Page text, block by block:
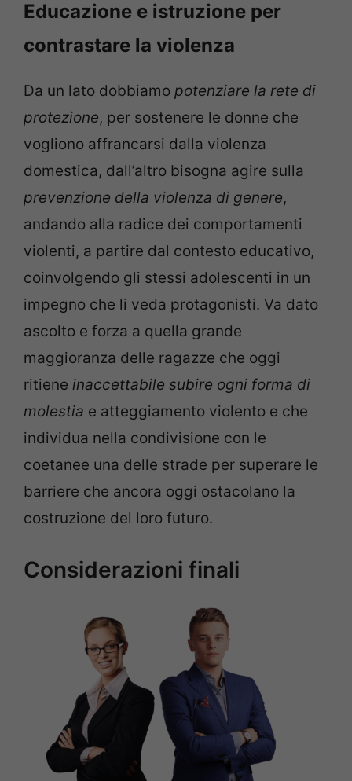
Educazione e istruzione per
contrastare la violenza
Da un lato dobbiamo potenziare la rete di
protezione, per sostenere le donne che
vogliono affrancarsi dalla violenza
domestica, dall’altro bisogna agire sulla
prevenzione della violenza di genere,
andando alla radice dei comportamenti
violenti, a partire dal contesto educativo,
coinvolgendo gli stessi adolescenti in un
impegno che li veda protagonisti. Va dato
ascolto e forza a quella grande
maggioranza delle ragazze che oggi
ritiene inaccettabile subire ogni forma di
molestia e atteggiamento violento e che
individua nella condivisione con le
coetanee una delle strade per superare le
barriere che ancora oggi ostacolano la
costruzione del loro futuro.
Considerazioni finali